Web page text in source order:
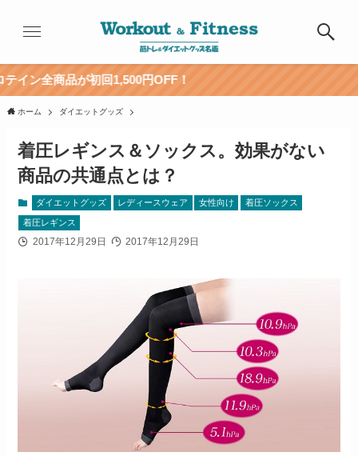
が初回1,500円OFF！
ホーム ダイエットグッズ
着圧レギンス＆ソックス。効果がない
商品の共通点とは？
ダイエットグッズ レディースウェア 女性向け 着圧ソックス
着圧レギンス
2017年12月29日 2017年12月29日